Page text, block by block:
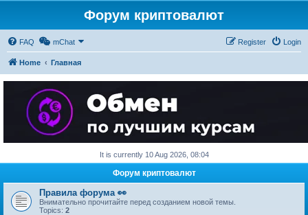
Форум криптовалют
FAQ mChat Login
Register
Home Главная
It is currently 10 Aug 2026, 08:04
Форум криптовалют
Правила форума 👀
Внимательно прочитайте перед созданием новой темы.
Topics: 2